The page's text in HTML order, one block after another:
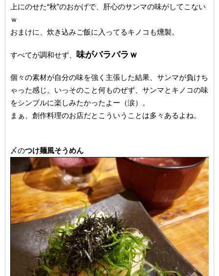
上にのせた“秋”のおかげで、肝心のサンマの味がしてこない
ｗ
おまけに、炊き込みご飯に入ってるキノコも燻製。
すべてが調和せず、 味がバラバラｗ
個々の素材が自分の味を強く主張した結果、サンマが負けち
ゃった感じ。いっそのこと何ものぜず、サンマとキノコの味
をシンプルに楽しみたかったよー（涙）。
まぁ、創作料理のお店だとこういうことは多々あるよね。
〆のつけ麺風そうめん